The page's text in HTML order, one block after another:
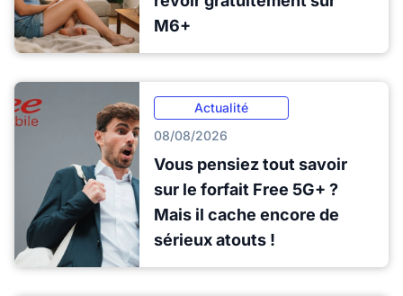
M6+
Actualité
08/08/2026
Vous pensiez tout savoir
sur le forfait Free 5G+ ?
Mais il cache encore de
sérieux atouts !